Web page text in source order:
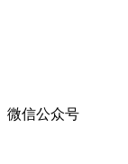
微信公众号